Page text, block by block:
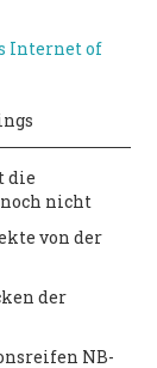
die
nicht
von der
der
NB-